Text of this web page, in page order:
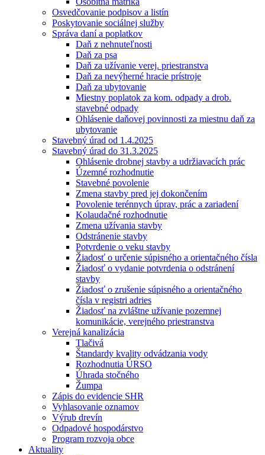
Osvedčovanie podpisov a listín
Poskytovanie sociálnej služby
Správa daní a poplatkov
Daň z nehnuteľnosti
Daň za psa
Daň za užívanie verej. priestranstva
Daň za nevýherné hracie prístroje
Daň za ubytovanie
Miestny poplatok za kom. odpady a drob.
stavebné odpady
Ohlásenie daňovej povinnosti za miestnu daň za
ubytovanie
Stavebný úrad od 1.4.2025
Stavebný úrad do 31.3.2025
Ohlásenie drobnej stavby a udržiavacích prác
Územné rozhodnutie
Stavebné povolenie
Zmena stavby pred jej dokončením
Povolenie terénnych úprav, prác a zariadení
Kolaudačné rozhodnutie
Zmena užívania stavby
Odstránenie stavby
Potvrdenie o veku stavby
Žiadosť o určenie súpisného a orientačného čísla
Žiadosť o vydanie potvrdenia o odstránení
stavby
Žiadosť o zrušenie súpisného a orientačného
čísla v registri adries
Žiadosť na zvláštne užívanie pozemnej
komunikácie, verejného priestranstva
Verejná kanalizácia
Tlačivá
Štandardy kvality odvádzania vody
Rozhodnutia ÚRSO
Úhrada stočného
Žumpa
Zápis do evidencie SHR
Vyhlasovanie oznamov
Výrub drevín
Odpadové hospodárstvo
Program rozvoja obce
Aktuality